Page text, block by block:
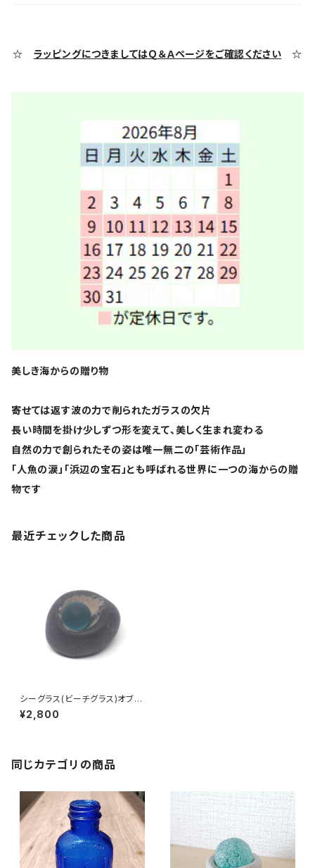
☆ ラッピングにつきましてはＱ＆Ａページをご確認ください ☆
美しき海からの贈り物
寄せては返す波の力で削られたガラスの欠片
長い時間を掛け少しずつ形を変えて、美しく生まれ変わる
自然の力で創られたその姿は唯一無二の「芸術作品」
「人魚の涙」「浜辺の宝石」とも呼ばれる世界に一つの海からの贈
物です
最近チェックした商品
シーグラス(ビーチグラス)オブジ
ェ BZ-1
¥2,800
同じカテゴリの商品